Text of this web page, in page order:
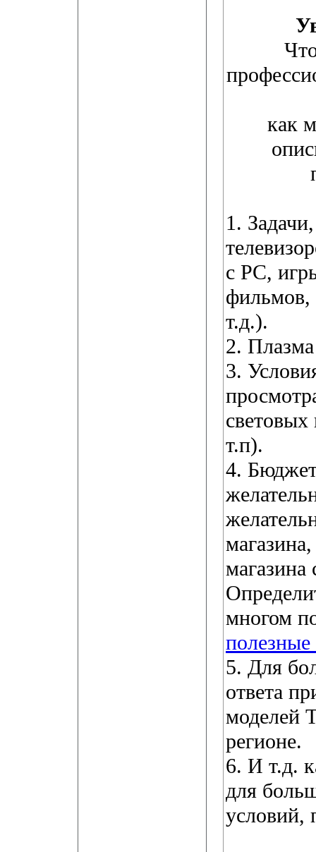
как
1.
с PC,
фильмов,
т.д.).
2.
3.
т.п).
4.
многом
5. Для
ответа
моделей
регионе.
6. И т.д.
для
условий,